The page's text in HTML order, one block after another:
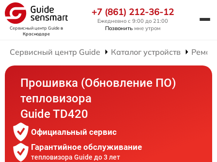
Сервисный центр Guideв
Краснодаре
+7 (861) 212-36-12
Ежедневно с 9:00 до 21:00
Позвонить мне утром
Сервисный центр Guide Каталог устройств
Прошивка (Обновление ПО)
тепловизора
Guide TD420
Официальный сервис
Гарантийное обслуживание
тепловизора Guide до 3 лет